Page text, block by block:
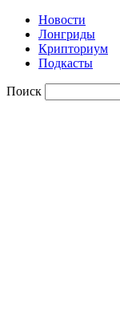
Новости
Лонгриды
Крипториум
Подкасты
Поиск